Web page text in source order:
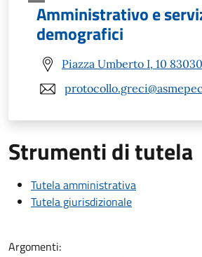
Amministrativo e
demografici
Piazza Umberto I, 10
Strumenti di tutela
Tutela amministrativa
Tutela giurisdizionale
Argomenti: